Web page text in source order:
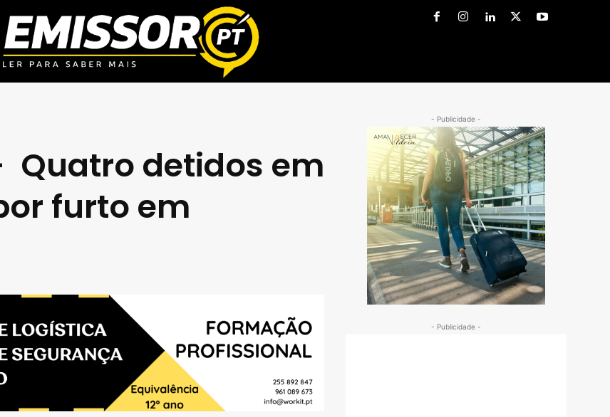
Quatro detidos em
furto em
- Publicidade -
- Publicidade -